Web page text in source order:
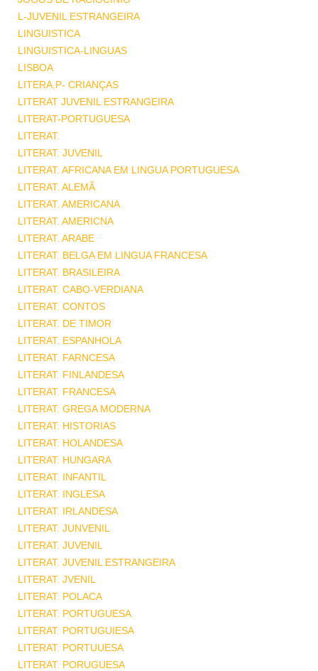
L-JUVENIL ESTRANGEIRA
LINGUISTICA
LINGUISTICA-LINGUAS
LISBOA
LITERA.P- CRIANÇAS
LITERAT JUVENIL ESTRANGEIRA
LITERAT-PORTUGUESA
LITERAT.
LITERAT. JUVENIL
LITERAT. AFRICANA EM LINGUA PORTUGUESA
LITERAT. ALEMÃ
LITERAT. AMERICANA
LITERAT. AMERICNA
LITERAT. ARABE
LITERAT. BELGA EM LINGUA FRANCESA
LITERAT. BRASILEIRA
LITERAT. CABO-VERDIANA
LITERAT. CONTOS
LITERAT. DE TIMOR
LITERAT. ESPANHOLA
LITERAT. FARNCESA
LITERAT. FINLANDESA
LITERAT. FRANCESA
LITERAT. GREGA MODERNA
LITERAT. HISTORIAS
LITERAT. HOLANDESA
LITERAT. HUNGARA
LITERAT. INFANTIL
LITERAT. INGLESA
LITERAT. IRLANDESA
LITERAT. JUNVENIL
LITERAT. JUVENIL
LITERAT. JUVENIL ESTRANGEIRA
LITERAT. JVENIL
LITERAT. POLACA
LITERAT. PORTUGUESA
LITERAT. PORTUGUIESA
LITERAT. PORTUUESA
LITERAT. PORUGUESA